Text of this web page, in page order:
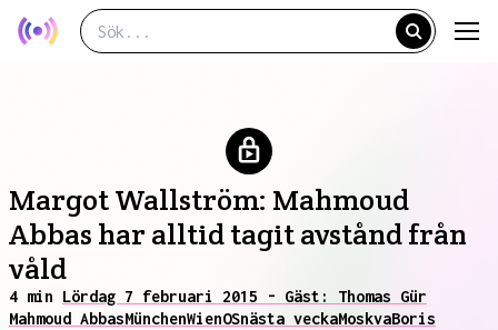
Margot Wallström: Mahmoud
Abbas har alltid tagit avstånd från
våld
4 min Lördag 7 februari 2015 - Gäst: Thomas Gür
Mahmoud AbbasMünchenWienOSnästa veckaMoskvaBoris